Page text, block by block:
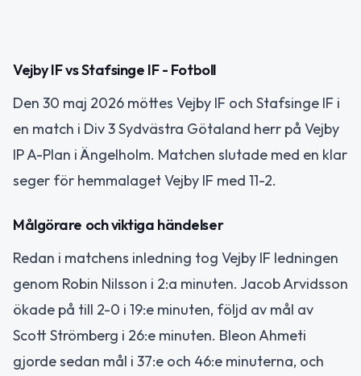
Vejby IF vs Stafsinge IF - Fotboll
Den 30 maj 2026 möttes Vejby IF och Stafsinge IF i
en match i Div 3 Sydvästra Götaland herr på Vejby
IP A-Plan i Ängelholm. Matchen slutade med en klar
seger för hemmalaget Vejby IF med 11-2.
Målgörare och viktiga händelser
Redan i matchens inledning tog Vejby IF ledningen
genom Robin Nilsson i 2:a minuten. Jacob Arvidsson
ökade på till 2-0 i 19:e minuten, följd av mål av
Scott Strömberg i 26:e minuten. Bleon Ahmeti
gjorde sedan mål i 37:e och 46:e minuterna, och